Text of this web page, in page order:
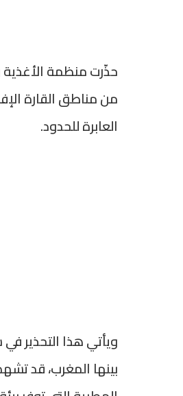
حذّرت منظمة الأغذية
العابرة للحدود.
ويأتي هذا التحذير
بينها المغرب، قد